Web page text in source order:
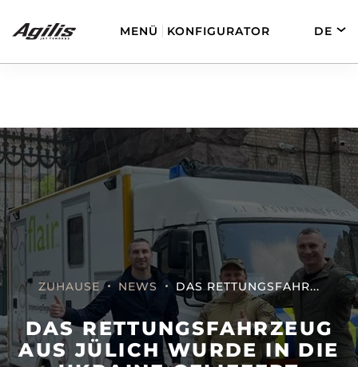
MENÜ KONFIGURATOR
DE
AGILIS 280
AGILIS 280E
AGILIS 330C
AGILIS 355C
ZUHAUSE NEWS DAS RETTUNGSFAHR...
DAS RETTUNGSFAHRZEUG
AUS JÜLICH WURDE IN DIE